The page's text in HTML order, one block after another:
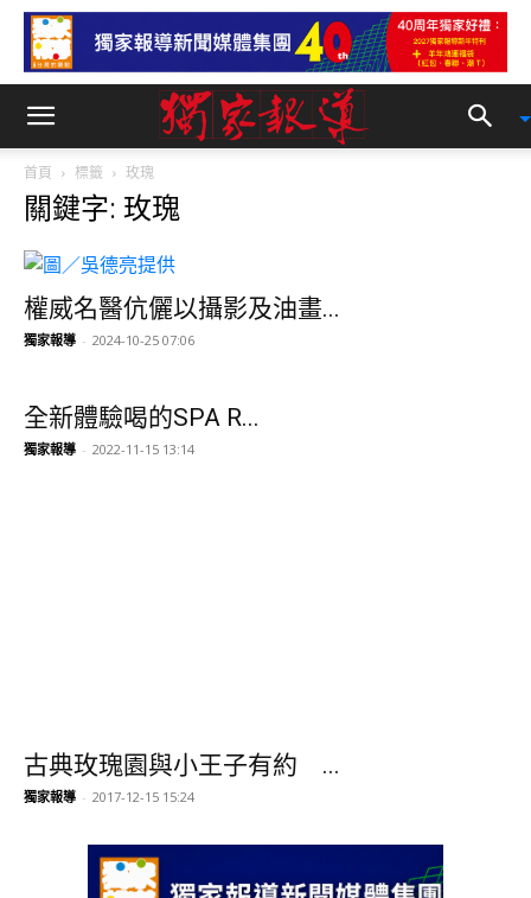
首頁 標籤 玫瑰
關鍵字: 玫瑰
權威名醫伉儷以攝影及油畫...
獨家報導 - 2024-10-25 07:06
全新體驗喝的SPA R...
獨家報導 - 2022-11-15 13:14